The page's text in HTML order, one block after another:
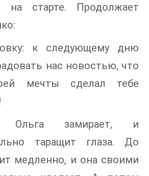
на старте. Продолжает
к следующему дню
нас новостью, что
мечты сделал тебе
Ольга замирает, и
таращит глаза. До
медленно, и она своими